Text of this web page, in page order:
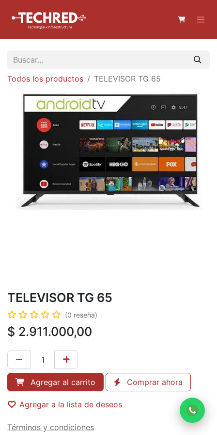
Todos los productos TELEVISOR TG 65
TELEVISOR TG 65
(0 reseña)
$ 2.911.000,00
Agregar al carrito Comprar ahora
Agregar a la lista de deseos
Términos y condiciones